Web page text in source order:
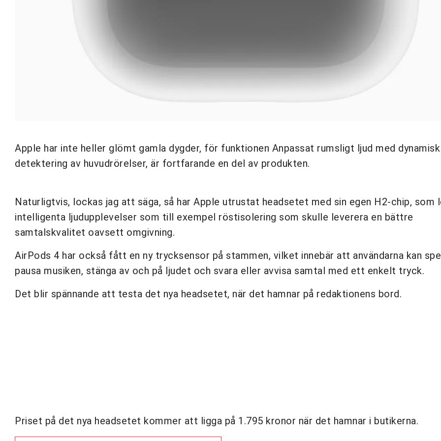
Apple har inte heller glömt gamla dygder, för funktionen Anpassat rumsligt ljud med dynamisk
detektering av huvudrörelser, är fortfarande en del av produkten.
Naturligtvis, lockas jag att säga, så har Apple utrustat headsetet med sin egen H2-chip, som
intelligenta ljudupplevelser som till exempel röstisolering som skulle leverera en bättre
samtalskvalitet oavsett omgivning.
AirPods 4 har också fått en ny trycksensor på stammen, vilket innebär att användarna kan
pausa musiken, stänga av och på ljudet och svara eller avvisa samtal med ett enkelt tryck.
Det blir spännande att testa det nya headsetet, när det hamnar på redaktionens bord.
Priset på det nya headsetet kommer att ligga på 1.795 kronor när det hamnar i butikerna.